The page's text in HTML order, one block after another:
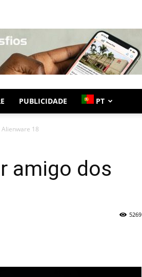
PUBLICIDADE PT
18
amigo dos
5269